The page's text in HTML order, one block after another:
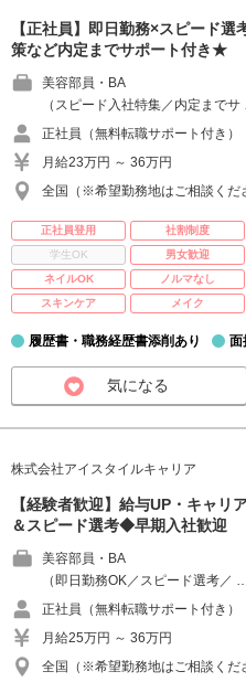
【正社員】即日勤務×スピード
策など内定までサポート付き★
美容部員・BA
（スピード入社特集／内定まで
正社員（無料転職サポート付き）
月給23万円 ～ 36万円
全国（※希望勤務地はご相談くだ
正社員登用 社割制度
学生OK
男女歓迎
ネイルOK
ノルマなし
スキンケア
メイク
履歴書・職務経歴書添削あり 面
気になる
株式会社アイスタイルキャリア
【経験者歓迎】給与UP・キャ
＆スピード選考◆早期入社歓迎
美容部員・BA
（即日勤務OK／スピード選考／
正社員（無料転職サポート付き）
月給25万円 ～ 36万円
全国（※希望勤務地はご相談くだ